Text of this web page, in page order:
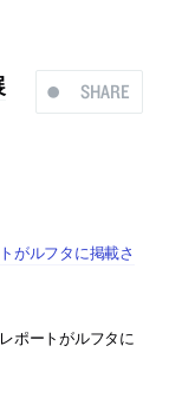
SHARE
がルフタに掲載さ
ポートがルフタに